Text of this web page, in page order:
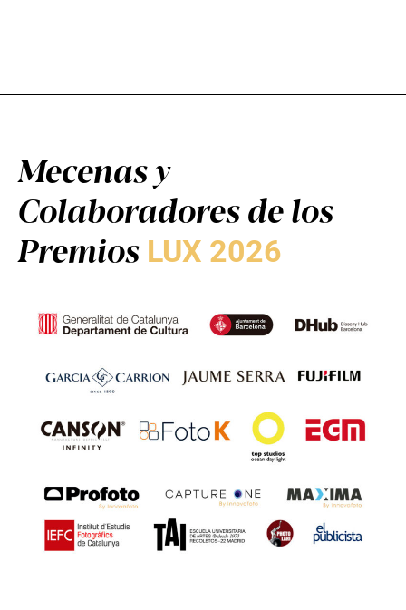
Mecenas y
Colaboradores de los
Premios LUX 2026